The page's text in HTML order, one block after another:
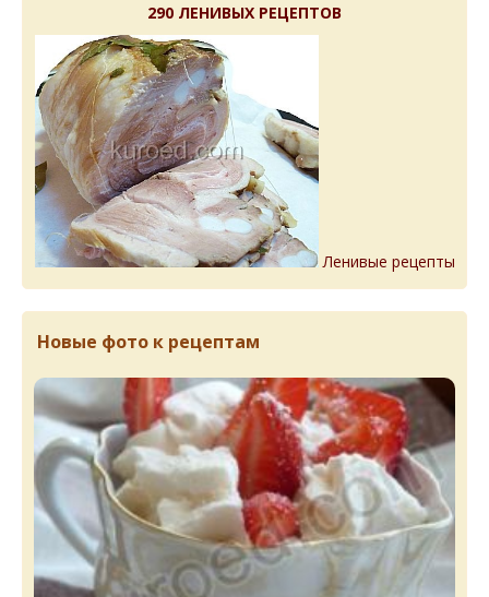
290 ЛЕНИВЫХ РЕЦЕПТОВ
Ленивые рецепты
Новые фото к рецептам